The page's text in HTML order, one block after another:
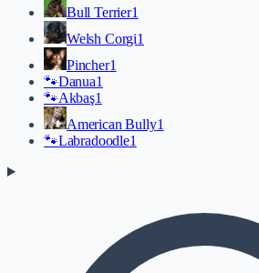
Bull Terrier1
Welsh Corgi1
Pincher1
🐾Danua1
🐾Akbaş1
American Bully1
🐾Labradoodle1